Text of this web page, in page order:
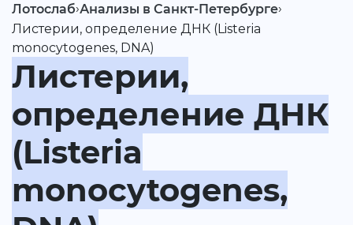
Лотослаб›Анализы в Санкт-Петербурге›
Листерии, определение ДНК (Listeria
monocytogenes, DNA)
Листерии,
определение ДНК
(Listeria
monocytogenes,